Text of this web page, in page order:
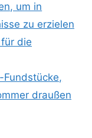
um in
zu erzielen
die
draußen